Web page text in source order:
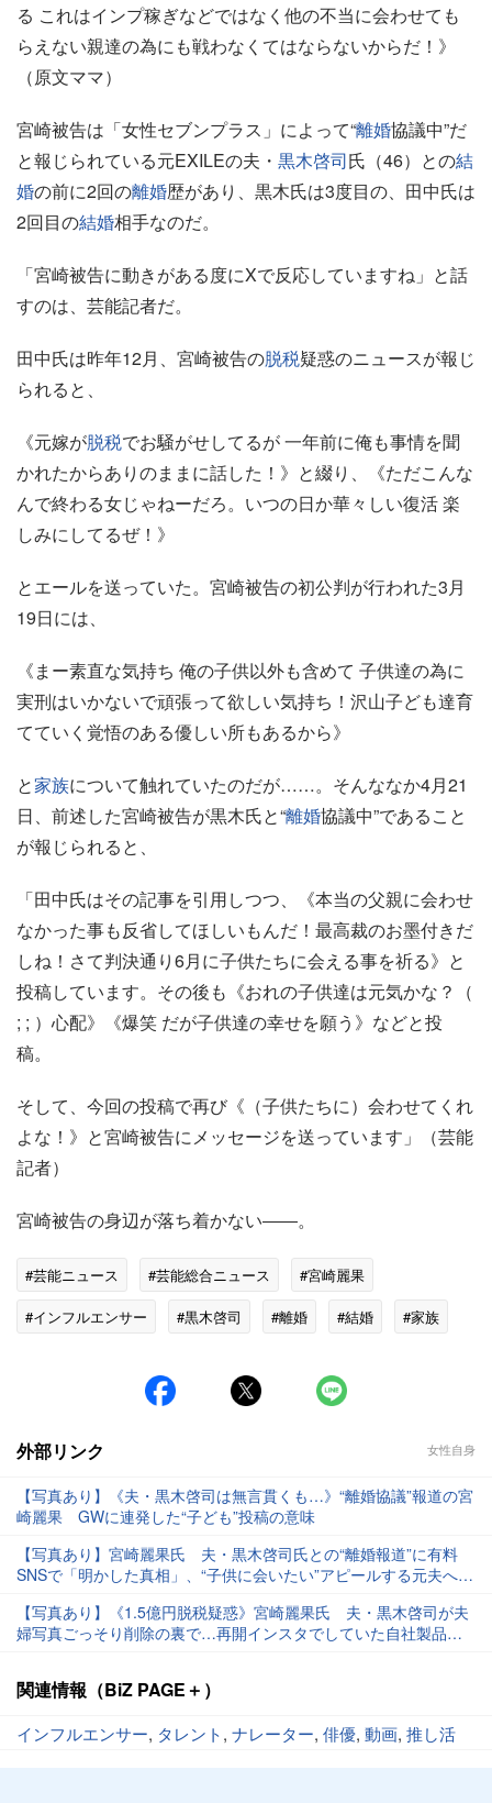
る これはインプ稼ぎなどではなく他の不当に会わせても
らえない親達の為にも戦わなくてはならないからだ！》
（原文ママ）
宮崎被告は「女性セブンプラス」によって“離婚協議中”だ
と報じられている元EXILEの夫・ 黒木啓司氏（46）との結
婚の前に2回の離婚歴があり、黒木氏は3度目の、田中氏は
2回目の結婚相手なのだ。
「宮崎被告に動きがある度にXで反応していますね」と話
すのは、芸能記者だ。
田中氏は昨年12月、宮崎被告の脱税疑惑のニュースが報じ
られると、
《元嫁が脱税でお騒がせしてるが 一年前に俺も事情を聞
かれたからありのままに話した！》と綴り、《ただこんな
んで終わる女じゃねーだろ。いつの日か華々しい復活 楽
しみにしてるぜ！》
とエールを送っていた。宮崎被告の初公判が行われた3月
19日には、
《まー素直な気持ち 俺の子供以外も含めて 子供達の為に
実刑はいかないで頑張って欲しい気持ち！沢山子ども達育
てていく覚悟のある優しい所もあるから》
と家族について触れていたのだが……。そんななか4月21
日、前述した宮崎被告が黒木氏と“離婚協議中”であること
が報じられると、
「田中氏はその記事を引用しつつ、《本当の父親に会わせ
なかった事も反省してほしいもんだ！最高裁のお墨付きだ
しね！さて判決通り6月に子供たちに会える事を祈る》と
投稿しています。その後も《おれの子供達は元気かな？（
; ; ）心配》《爆笑 だが子供達の幸せを願う》などと投
稿。
そして、今回の投稿で再び《（子供たちに）会わせてくれ
よな！》と宮崎被告にメッセージを送っています」（芸能
記者）
宮崎被告の身辺が落ち着かない――。
#芸能ニュース #芸能総合ニュース
#宮崎麗果
#インフルエンサー
#黒木啓司 #離婚 #結婚
#家族
外部リンク 女性自身
【写真あり】《夫・黒木啓司は無言貫くも…》“離婚協議”報道の宮
崎麗果 GWに連発した“子ども”投稿の意味
【写真あり】宮崎麗果氏 夫・黒木啓司氏との“離婚報道”に有料
SNSで「明かした真相」、“子供に会いたい”アピールする元夫への
【写真あり】《1.5億円脱税疑惑》宮崎麗果氏 夫・黒木啓司が夫
婦写真ごっそり削除の裏で…再開インスタでしていた自社製品を
関連情報（BiZ PAGE＋）
インフルエンサー, タレント, ナレーター, 俳優, 動画, 推し活